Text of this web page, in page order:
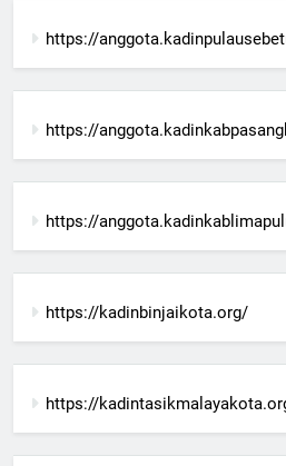
https://
https://
https://
https://kadinbinjaikota.org/
https://